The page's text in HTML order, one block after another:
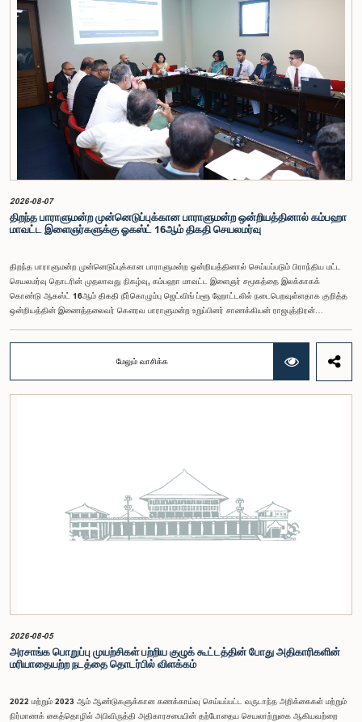
மன்றத் தேர்தல் முறைக்காக கலப்பு தேர்தல் முறையை அறிமுகப்படுத்துதல், சிறு கட்சிகள் மற்றும்
சிறுபான்மை குழுக்களின் பிரதிநிதித்துவத்தை உறுதிப்படுத்துதல், பெண்களின் பிரதிநிதித்துவத்தை
மேம்படுத்துதல், மின்னணு வாக்களிப்பு முறையை அறிமுகப்படுத்துதல், முன்கூட்டியே வாக்களிக்கும்
வசதியை ஏற்படுத்துதல் உள்ளிட்ட பல்வேறு முன்மொழிவுகள் தொடர்பில் இக்கூட்டத்தில் விசேட கவனம்
செலுத்தப்பட்டது.மேலும், வெளிநாடுகளில் வாழும் இலங்கையர்களுக்கு வாக்களிக்கும் உரிமையை
வழங்குவது தொடர்பான முன்மொழிவுகளும் பரிசீலிக்கப்பட்டதுடன், அதற்குத் தேவையான சட்ட மற்றும்
நிர்வாக ஏற்பாடுகள் குறித்து மேலும் விரிவான ஆய்வு மேற்கொள்ள வேண்டியதன் அவசியமும்
வலியுறுத்தப்பட்டது.விசேட குழுவினால் நியமிக்கப்பட்டுள்ள நிபுணர் குழு, கிடைத்துள்ள 31
முன்மொழிவுகளையும் முந்தைய பாராளுமன்ற விசேட குழுக்களின் அறிக்கைகளையும் பகுப்பாய்வு
செய்து, நடைமுறைக்கு ஏற்ற பரிந்துரைகளைக் கொண்ட அறிக்கையொன்றைத் தயாரிக்கவுள்ளது.
அதனைத் தொடர்ந்து, அந்தப் பரிந்துரைகளை ஆராய்ந்து அடுத்தகட்ட நடவடிக்கைகளை முன்னெடுக்க
குழு தீர்மானித்தது.இக்கூட்டத்தில், குழு உறுப்பினரான அமைச்சர் கலாநிதி உபாலி பன்னிலகே மற்றும்
பாராளுமன்ற உறுப்பினர்களான ரவி கருணாநாயக்க, ருவந்திலக ஜயக்கொடி மற்றும் கதிரவேலு
சண்முகம் குகதாசன் ஆகியோர் கலந்துகொண்டனர்.
2026-08-07
திறந்த பாராளுமன்ற முன்னெடுப்புக்கான பாராளுமன்ற ஒன்றியத்தினால் கம்பஹா
மாவட்ட இளைஞர்களுக்கு ஓகஸ்ட் 16ஆம் திகதி செயலமர்வு
திறந்த பாராளுமன்ற முன்னெடுப்புக்கான பாராளுமன்ற ஒன்றியத்தினால் செய்யப்படும் பிராந்திய மட்ட
செயலமர்வு தொடரின் முதலாவது நிகழ்வு, கம்பஹா மாவட்ட இளைஞர் சமூகத்தை இலக்காகக்
கொண்டு ஆகஸ்ட் 16ஆம் திகதி நீர்கொழும்பு ஜெட்விங் ப்ளூ ஹோட்டலில் நடைபெறவுள்ளதாக குறித்த
ஒன்றியத்தின் இணைத்தலைவர் கௌரவ பாராளுமன்ற உறுப்பினர் சாணக்கியன் ராஜபுத்திரன்
பங்கேற்புடன் திறந்த பாராளுமன்றக் கருத்திட்டத்தை மேலும் முன்னெடுத்துச் செல்லும் நோக்கில் இந்த
செயலமர்வு தொடர் ஏற்பாடு செய்யப்படுகின்றது. இதில் ஒன்றியத்தின் உறுப்பினர்கள் மற்றும் கம்பஹா
மாவட்டத்தை பிரதிநிதித்துவப்படுத்தும் பாராளுமன்ற உறுப்பினர்களும் பங்கேற்கவிருக்கின்றனர்.இந்த
இச்செயலமர்வு தொடருக்கான அபிவிருத்தி பங்காளராக அனுசரணை வழங்கும் CII (Coalition for
Inclusive Impact) நிறுவனத்தின் பிரதிநிதிகளும் கலந்துகொண்டனர்.இந்த செயலமர்வில் பங்கேற்க
விரும்பும் கம்பஹா மாவட்டத்தைச் சேர்ந்த 18 – 35 வயதுக்குட்பட்ட இளைஞர், யுவதிகள் இங்கே
தரப்பட்டுள்ள https://forms.gle/aVp5UzhLbtPSmVap8 இணைப்பின் ஊடாக உரிய விண்ணப்பப்
படிவத்தை பூர்த்தி செய்து பதிவு செய்யுமாறு கேட்டுக்கொள்ளப்படுகின்றனர்.
மேலும் வாசிக்க
2026-08-05
அரசாங்க பொறுப்பு முயற்சிகள் பற்றிய குழுக் கூட்டத்தின் போது அதிகாரிகளின்
மரியாதையற்ற நடத்தை தொடர்பில் விளக்கம்
2022 மற்றும் 2023 ஆம் ஆண்டுகளுக்கான கணக்காய்வு செய்யப்பட்ட வருடாந்த அறிக்கைகள் மற்றும்
நிர்மாணக் கைத்தொழில் அபிவிருத்தி அதிகாரசபையின் தற்போதைய செயலாற்றுகை ஆகியவற்றை